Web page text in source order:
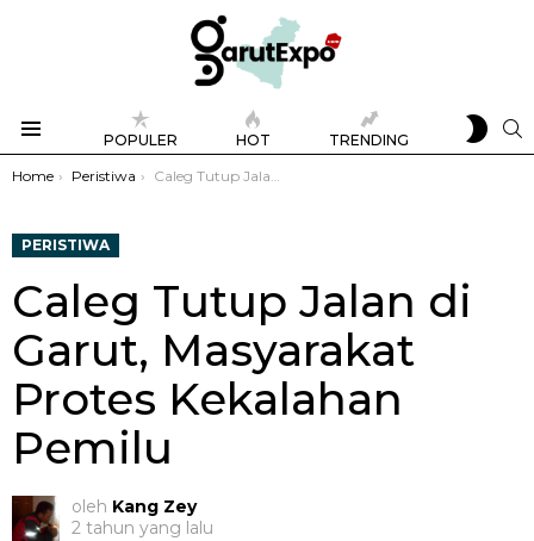
POPULER HOT TRENDING
SKIN
You are here:
Home Peristiwa Caleg Tutup Jalan di Garut, Masyarakat Protes Kekalahan Pemilu
PERISTIWA
Caleg Tutup Jalan di
Garut, Masyarakat
Protes Kekalahan
Pemilu
oleh Kang Zey
2 tahun yang lalu